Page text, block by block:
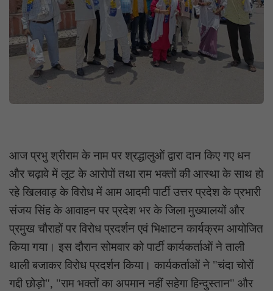
आज प्रभु श्रीराम के नाम पर श्रद्धालुओं द्वारा दान किए गए धन
और चढ़ावे में लूट के आरोपों तथा राम भक्तों की आस्था के साथ हो
रहे खिलवाड़ के विरोध में आम आदमी पार्टी उत्तर प्रदेश के प्रभारी
संजय सिंह के आवाहन पर प्रदेश भर के जिला मुख्यालयों और
प्रमुख चौराहों पर विरोध प्रदर्शन एवं भिक्षाटन कार्यक्रम आयोजित
किया गया। इस दौरान सोमवार को पार्टी कार्यकर्ताओं ने ताली
थाली बजाकर विरोध प्रदर्शन किया। कार्यकर्ताओं ने "चंदा चोरों
गद्दी छोड़ो", "राम भक्तों का अपमान नहीं सहेगा हिन्दुस्तान" और